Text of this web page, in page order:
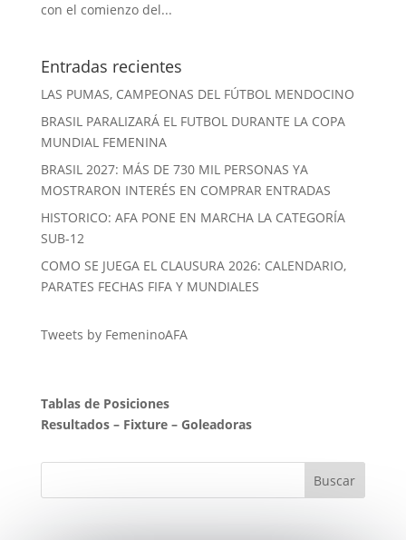
con el comienzo del...
Entradas recientes
LAS PUMAS, CAMPEONAS DEL FÚTBOL MENDOCINO
BRASIL PARALIZARÁ EL FUTBOL DURANTE LA COPA
MUNDIAL FEMENINA
BRASIL 2027: MÁS DE 730 MIL PERSONAS YA
MOSTRARON INTERÉS EN COMPRAR ENTRADAS
HISTORICO: AFA PONE EN MARCHA LA CATEGORÍA
SUB-12
COMO SE JUEGA EL CLAUSURA 2026: CALENDARIO,
PARATES FECHAS FIFA Y MUNDIALES
Tweets by FemeninoAFA
Tablas de Posiciones
Resultados– Fixture– Goleadoras